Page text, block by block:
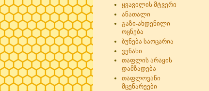
ყვავილის მტვერი
ანათალი
გაზი-ახდენილი
ოცნება
ბუნება საოცარია
ვენახი
თაფლის არაყის
დამზადება
თაფლოვანი
მცენარეები